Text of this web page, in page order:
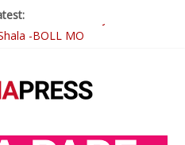
-BOLL MO
me mirenjohje nga
në Fushë Kosovë
Mimoza Gjoni